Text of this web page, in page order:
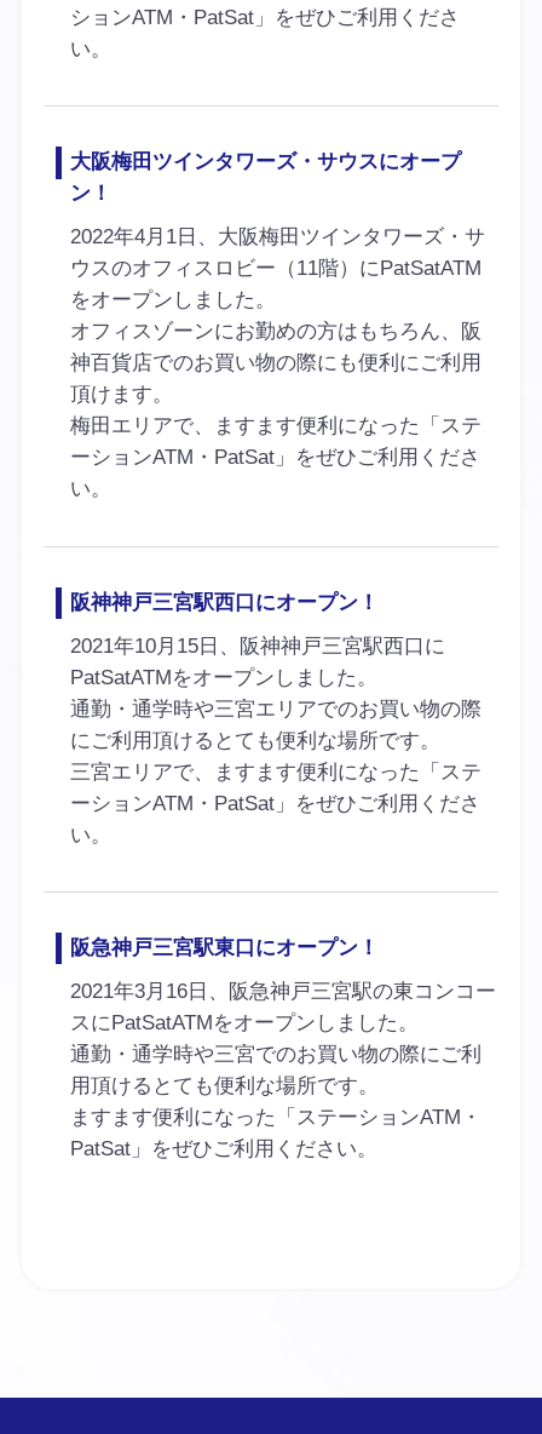
ションATM・PatSat」をぜひご利用くださ
い。
大阪梅田ツインタワーズ・サウスにオープ
ン！
2022年4月1日、大阪梅田ツインタワーズ・サ
ウスのオフィスロビー（11階）にPatSatATM
をオープンしました。
オフィスゾーンにお勤めの方はもちろん、阪
神百貨店でのお買い物の際にも便利にご利用
頂けます。
梅田エリアで、ますます便利になった「ステ
ーションATM・PatSat」をぜひご利用くださ
い。
阪神神戸三宮駅西口にオープン！
2021年10月15日、阪神神戸三宮駅西口に
PatSatATMをオープンしました。
通勤・通学時や三宮エリアでのお買い物の際
にご利用頂けるとても便利な場所です。
三宮エリアで、ますます便利になった「ステ
ーションATM・PatSat」をぜひご利用くださ
い。
阪急神戸三宮駅東口にオープン！
2021年3月16日、阪急神戸三宮駅の東コンコー
スにPatSatATMをオープンしました。
通勤・通学時や三宮でのお買い物の際にご利
用頂けるとても便利な場所です。
ますます便利になった「ステーションATM・
PatSat」をぜひご利用ください。